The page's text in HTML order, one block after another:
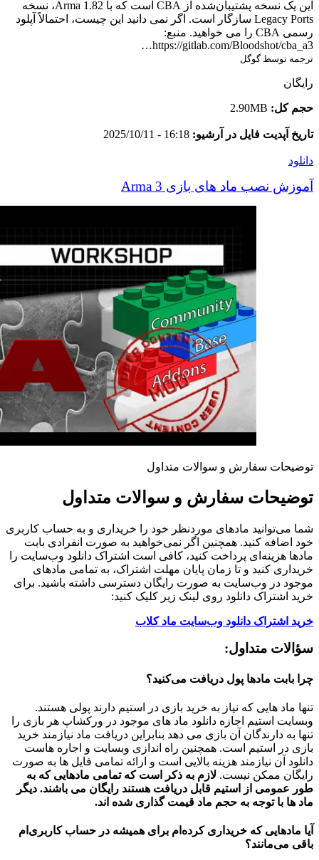
این یک نسخه پشتیبان‌شده از CBA است که با Arma 1.82، نسخه
Legacy Ports سازگار است. اگر نمی دانید این چیست، احتمالاً آپلود
رسمی CBA را می خواهید. منبع:
https://gitlab.com/Bloodshot/cba_a3…
ترجمه توسط گوگل
رایگان
حجم کل: 2.90MB
تاریخ آپدیت فایل در آرشیو: 16:18 - 2025/10/11
دانلود
آموزش نصب ماد های بازی Arma 3
توضیحات سفارش و سوالات متداول
توضیحات سفارش و سوالات متداول
شما می‌توانید مادهای موردنظر خود را خریداری و به حساب کاربری
خود اضافه کنید. همچنین اگر نمی‌خواهید به صورت انفرادی بابت
مادها هزینه‌ای پرداخت کنید، کافی است اشتراک دانلود وب‌سایت را
خریداری کنید و تا زمان پایان مهلت اشتراک، به تمامی مادهای
موجود در وب‌سایت به صورت رایگان دسترسی داشته باشید. برای
خرید اشتراک دانلود روی لینک زیر کلیک کنید:
خرید اشتراک دانلود وب‌سایت ماد کلاب
سؤالات متداول:
چرا بابت مادها پول دریافت می‌کنید؟
تنها ماد هایی که نیاز به خرید بازی در استیم دارند پولی هستند.
وبسایت استیم اجازه دانلود ماد های موجود در ورکشاپ هر بازی را
تنها به دارندگان آن بازی می دهد بنابراین دریافت ماد نیازمند خرید
بازی در استیم است. همچنین راه اندازی وبسایت و اجاره هاست
دانلود آن نیازمند هزینه بالایی است و ارائه تمامی فایل ها به صورت
رایگان ممکن نیست. لازم به ذکر است که تمامی مادهایی که به
طور عمومی از استیم قابل دریافت هستند رایگان می باشند. دیگر
ماد ها با توجه به حجم ماد قیمت گذاری شده اند.
آیا مادهایی که خریداری کرده‌ام برای همیشه در حساب‌ کاربری‌ام
باقی می‌مانند؟